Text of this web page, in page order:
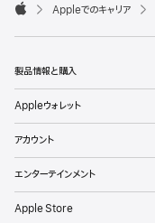
t
p
l
Appleでのキャリア
製品情報と購入
Appleウォレット
アカウント
エンターテインメント
Apple Store